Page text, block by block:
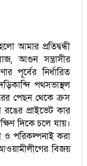
আমার প্রতিদ্বন্ধী
আগুন সন্ত্রাসীর
পূর্বের নির্ধারিত
পথসভাস্থল
পেছন থেকে ক্রস
প্রাইভেট কার
দিকে চলে যায়।
ও পরিকল্পনাই করা
বিজয়